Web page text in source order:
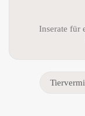
Inserate für